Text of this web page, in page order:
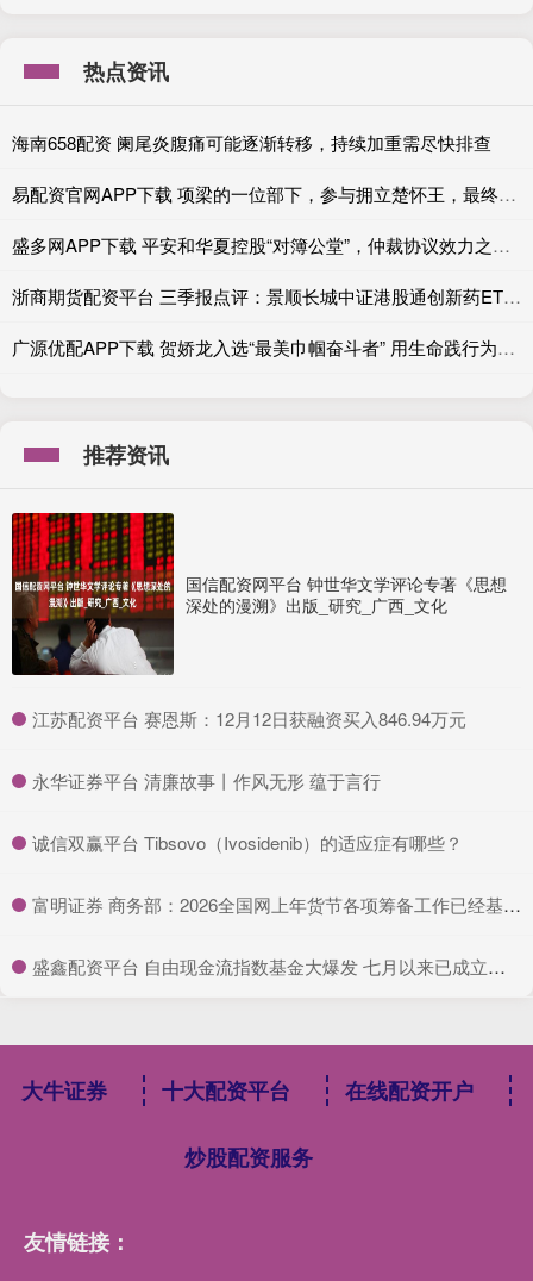
热点资讯
海南658配资 阑尾炎腹痛可能逐渐转移，持续加重需尽快排查
易配资官网APP下载 项梁的一位部下，参与拥立楚怀王，最终归降刘邦！
盛多网APP下载 平安和华夏控股“对簿公堂”，仲裁协议效力之争即将开庭
浙商期货配资平台 三季报点评：景顺长城中证港股通创新药ETF基金季度涨幅35.60%
广源优配APP下载 贺娇龙入选“最美巾帼奋斗者” 用生命践行为民情怀
推荐资讯
国信配资网平台 钟世华文学评论专著《思想
深处的漫溯》出版_研究_广西_文化
​江苏配资平台 赛恩斯：12月12日获融资买入846.94万元
​永华证券平台 清廉故事丨作风无形 蕴于言行
​诚信双赢平台 Tibsovo（Ivosidenib）的适应症有哪些？
​富明证券 商务部：2026全国网上年货节各项筹备工作已经基本就绪
​盛鑫配资平台 自由现金流指数基金大爆发 七月以来已成立四十一只
大牛证券 十大配资平台 在线配资开户
炒股配资服务
友情链接：